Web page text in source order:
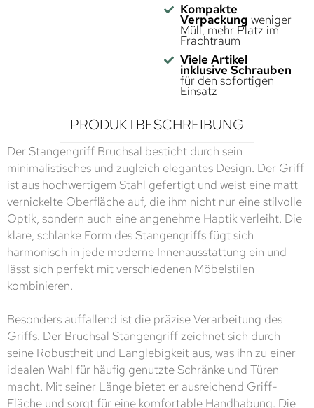
Kompakte
Verpackung weniger
Müll, mehr Platz im
Frachtraum
Viele Artikel
inklusive Schrauben
für den sofortigen
Einsatz
PRODUKTBESCHREIBUNG
Der Stangengriff Bruchsal besticht durch sein
minimalistisches und zugleich elegantes Design. Der Griff
ist aus hochwertigem Stahl gefertigt und weist eine matt
vernickelte Oberfläche auf, die ihm nicht nur eine stilvolle
Optik, sondern auch eine angenehme Haptik verleiht. Die
klare, schlanke Form des Stangengriffs fügt sich
harmonisch in jede moderne Innenausstattung ein und
lässt sich perfekt mit verschiedenen Möbelstilen
kombinieren.
Besonders auffallend ist die präzise Verarbeitung des
Griffs. Der Bruchsal Stangengriff zeichnet sich durch
seine Robustheit und Langlebigkeit aus, was ihn zu einer
idealen Wahl für häufig genutzte Schränke und Türen
macht. Mit seiner Länge bietet er ausreichend Griff-
Fläche und sorgt für eine komfortable Handhabung. Die